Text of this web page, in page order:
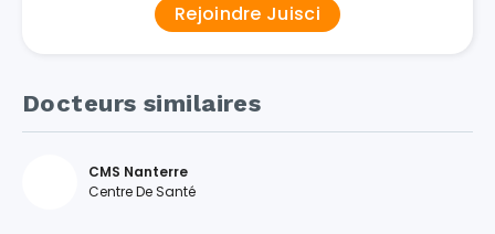
Rejoindre Juisci
Docteurs similaires
CMS Nanterre
Centre De Santé